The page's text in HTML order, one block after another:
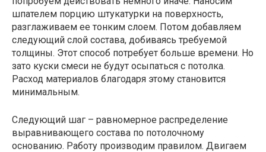
шпателем порцию штукатурки на поверхность,
разглаживаем ее тонким слоем. Потом добавляем
следующий слой состава, добиваясь требуемой
толщины. Этот способ потребует больше времени. Но
зато куски смеси не будут осыпаться с потолка.
Расход материалов благодаря этому становится
минимальным.
Следующий шаг – равномерное распределение
выравнивающего состава по потолочному
основанию. Работу производим правилом. Двигаем